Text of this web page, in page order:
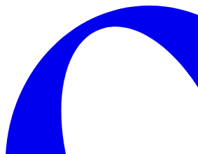
Skip to main content